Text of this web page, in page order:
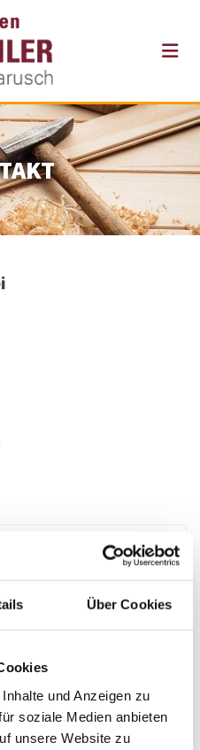
Über Cookies
und Anzeigen zu
soziale Medien anbieten
unsere Website zu